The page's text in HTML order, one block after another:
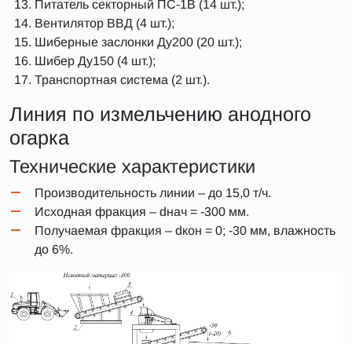
Питатель секторный ПС-1В (14 шт.);
Вентилятор ВВД (4 шт.);
Шиберные заслонки Ду200 (20 шт.);
Шибер Ду150 (4 шт.);
Транспортная система (2 шт.).
Линия по измельчению анодного
огарка
Технические характеристики
Производительность линии – до 15,0 т/ч.
Исходная фракция – dнач = -300 мм.
Получаемая фракция – dкон = 0; -30 мм, влажность
до 6%.